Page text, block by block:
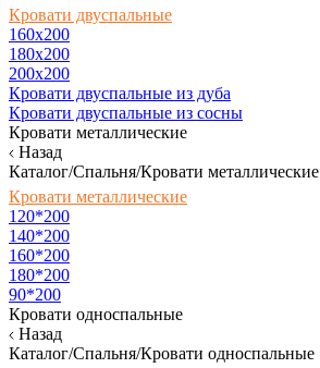
Кровати двуспальные
160х200
180x200
200x200
Кровати двуспальные из дуба
Кровати двуспальные из сосны
Кровати металлические
Назад
Каталог/Спальня/Кровати металлические
Кровати металлические
120*200
140*200
160*200
180*200
90*200
Кровати односпальные
Назад
Каталог/Спальня/Кровати односпальные